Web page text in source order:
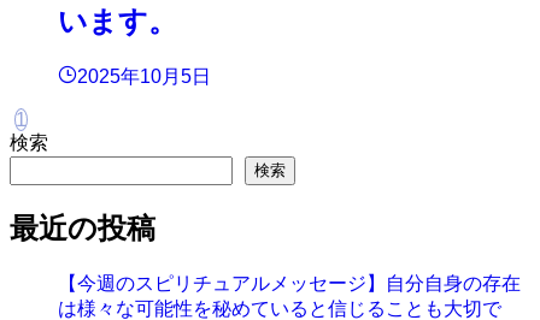
います。
2025年10月5日
1
検索
検索
最近の投稿
【今週のスピリチュアルメッセージ】自分自身の存在
は様々な可能性を秘めていると信じることも大切で